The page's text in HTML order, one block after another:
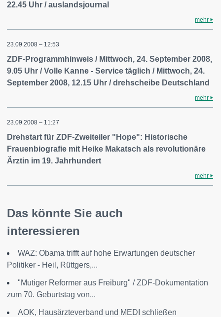
22.45 Uhr / auslandsjournal
mehr
23.09.2008 – 12:53
ZDF-Programmhinweis / Mittwoch, 24. September 2008,
9.05 Uhr / Volle Kanne - Service täglich / Mittwoch, 24.
September 2008, 12.15 Uhr / drehscheibe Deutschland
mehr
23.09.2008 – 11:27
Drehstart für ZDF-Zweiteiler "Hope": Historische
Frauenbiografie mit Heike Makatsch als revolutionäre
Ärztin im 19. Jahrhundert
mehr
Das könnte Sie auch
interessieren
WAZ: Obama trifft auf hohe Erwartungen deutscher
Politiker - Heil, Rüttgers,...
"Mutiger Reformer aus Freiburg" / ZDF-Dokumentation
zum 70. Geburtstag von...
AOK, Hausärzteverband und MEDI schließen